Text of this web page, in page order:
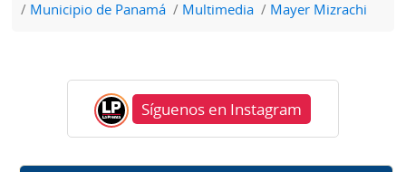
Municipio de Panamá Multimedia Mayer Mizrachi
Síguenos en Instagram